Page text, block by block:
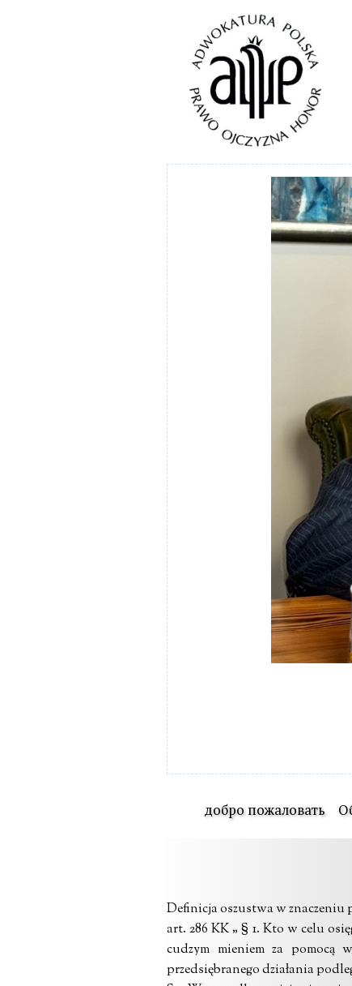
добро пожаловать
Definicja oszustwa w znaczeniu
art. 286 KK „ § 1. Kto w celu
cudzym mieniem za pomocą
przedsiębranego działania